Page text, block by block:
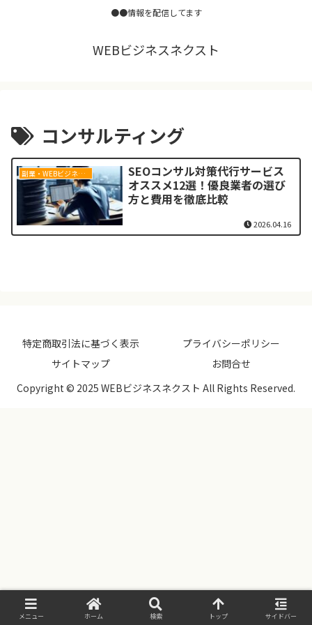
●●情報を配信してます
WEBビジネスネクスト
コンサルティング
副業・WEBビジネス基礎
SEOコンサル対策代行サービス
オススメ12選！優良業者の選び
方と費用を徹底比較
2026.04.16
特定商取引法に基づく表示
プライバシーポリシー
サイトマップ
お問合せ
Copyright © 2025 WEBビジネスネクスト All Rights Reserved.
メニュー ホーム 検索 トップ サイドバー